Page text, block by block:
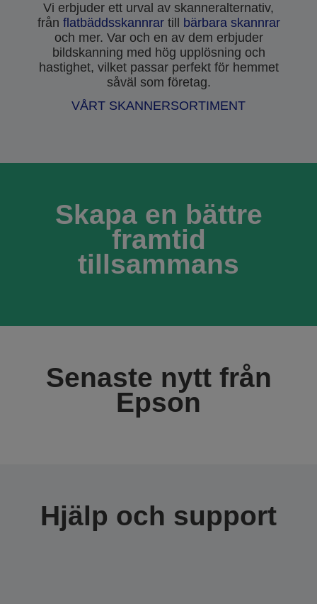
Vi erbjuder ett urval av skanneralternativ,
från flatbäddsskannrartill
bärbara skannrar
och mer. Var och en av dem erbjuder
bildskanning med hög upplösning och
hastighet, vilket passar perfekt för hemmet
såväl som företag.
VÅRT SKANNERSORTIMENT
Skapa en bättre
framtid
tillsammans
Senaste nytt från
Epson
Hjälp och support